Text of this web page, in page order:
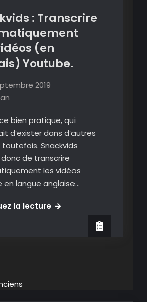
Youtube.
: Transcrire
(en
Youtube.
2019
bien pratique, qui
d’exister dans d’autres
Snackvids
de transcrire
les vidéos
en langue anglaise…
la lectureSnackvids